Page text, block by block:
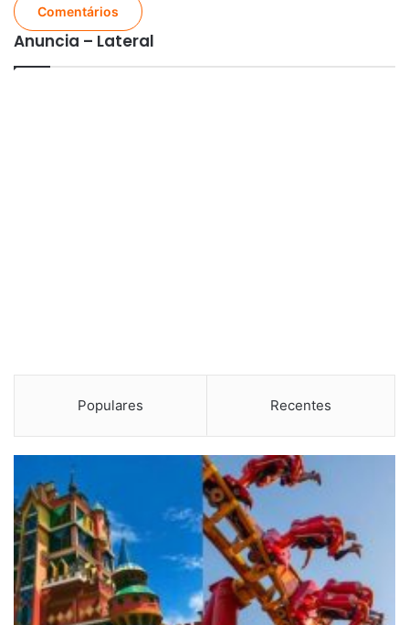
Comentários
Anuncia – Lateral
Populares Recentes